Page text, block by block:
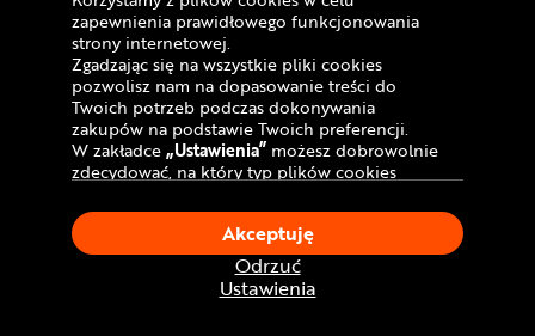
*Przed ruszeniem w pierwszą trasę
koniecznie zweryfikuj, czy rower jest
odpowiednio przygotowany do
użytkowania. Zalecamy sprawdzenie stanu
wszystkich łączeń śrubowych, ze
szczególnym uwzględnieniem elementów
wpływających na bezpieczeństwo (śrub
kierownicy, mostka, zacisku sztycy
podsiodłowej, mocowania kół). Skontroluj
pracę kierownicy, przerzutek czy hamulców.
W razie jakichkolwiek wątpliwości
skontaktuj się z profesjonalnym serwisem
zapewnienia prawidłowego funkcjonowania
strony internetowej.
Zgadzając się na wszystkie pliki cookies
pozwolisz nam na dopasowanie treści do
Twoich potrzeb podczas dokonywania
zakupów na podstawie Twoich preferencji.
W zakładce„Ustawienia” możesz dobrowolnie
zdecydować, na który typ plików cookies
Klikając„Akceptuję”, wyrażasz zgodę na
stosowanie ciasteczek zgodnie z ustawieniami
Twojej przeglądarki.
W dowolnym momencie, możesz dokonać
zmiany swojego wyboru klikając opcję
Ustawienia
Odrzuć
Akceptuję